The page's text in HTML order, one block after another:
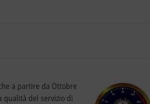
a partire da Ottobre
qualità del servizio di